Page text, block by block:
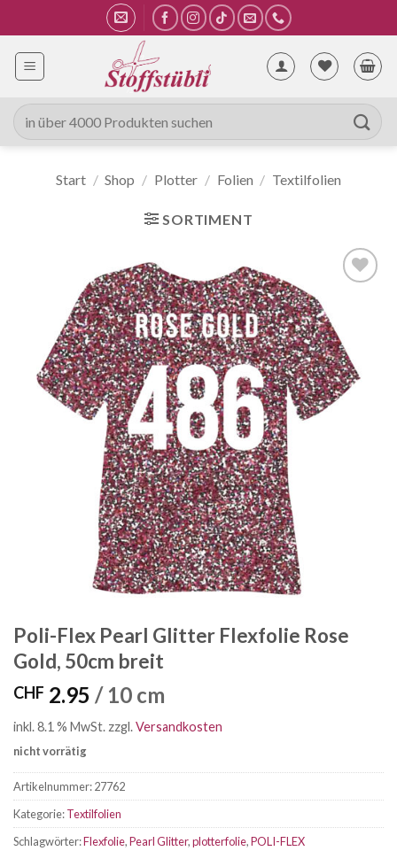
Inhalt
springen
Suche
nach:
Start / Shop / Plotter / Folien / Textilfolien
SORTIMENT
Auf die
Wunschliste
Poli-Flex Pearl Glitter Flexfolie Rose
Gold, 50cm breit
CHF 2.95 / 10 cm
inkl. 8.1 % MwSt. zzgl.Versandkosten
nicht vorrätig
Artikelnummer:27762
Kategorie:Textilfolien
Schlagwörter:Flexfolie,Pearl Glitter,plotterfolie,POLI-FLEX